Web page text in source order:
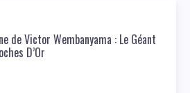
de Victor Wembanyama : Le Géant
D’Or